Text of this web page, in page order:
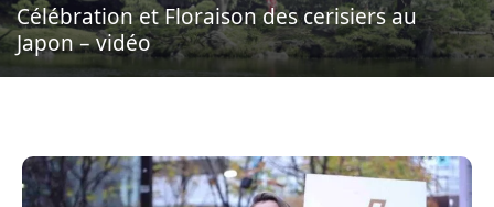
Célébration et Floraison des cerisiers au
Japon – vidéo